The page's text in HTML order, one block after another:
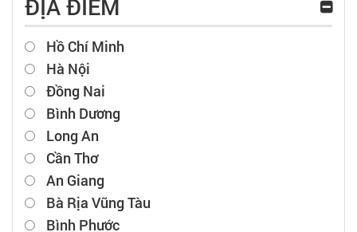
ĐỊA ĐIỂM
Hồ Chí Minh
Hà Nội
Đồng Nai
Bình Dương
Long An
Cần Thơ
An Giang
Bà Rịa Vũng Tàu
Bình Phước